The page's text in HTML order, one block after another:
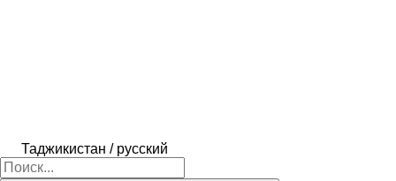
Таджикистан / русский